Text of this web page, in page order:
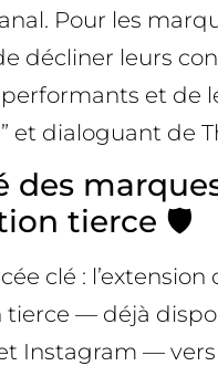
Pour les
décliner leurs
et de
et dialoguant de
des
tierce 🛡️
clé : l’extension
tierce — déjà
Instagram — vers